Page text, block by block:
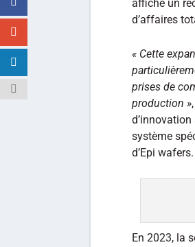
affiché un
d’affaires
« Cette
prises de
production »
système
d’Epi wafers.
En 2023, la